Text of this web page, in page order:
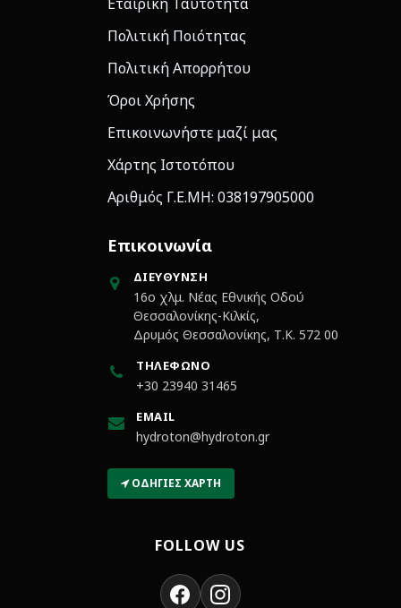
Πολιτική Ποιότητας
Πολιτική Απορρήτου
Όροι Χρήσης
Επικοινωνήστε μαζί μας
Χάρτης Ιστοτόπου
Αριθμός Γ.Ε.ΜΗ: 038197905000
Επικοινωνία
ΔΙΕΎΘΥΝΣΗ
16ο χλμ. Νέας Εθνικής Οδού
Θεσσαλονίκης-Κιλκίς,
Δρυμός Θεσσαλονίκης, Τ.Κ. 572 00
ΤΗΛΈΦΩΝΟ
+30 23940 31465
EMAIL
hydroton@hydroton.gr
ΟΔΗΓΊΕΣ ΧΆΡΤΗ
FOLLOW US